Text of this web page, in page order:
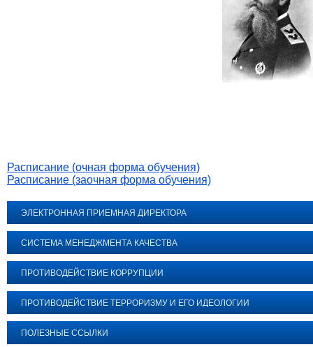
Расписание (очная форма обучения)
Расписание (заочная форма обучения)
ЭЛЕКТРОННАЯ ПРИЕМНАЯ ДИРЕКТОРА
СИСТЕМА МЕНЕДЖМЕНТА КАЧЕСТВА
ПРОТИВОДЕЙСТВИЕ КОРРУПЦИИ
ПРОТИВОДЕЙСТВИЕ ТЕРРОРИЗМУ И ЕГО ИДЕОЛОГИИ
ПОЛЕЗНЫЕ ССЫЛКИ